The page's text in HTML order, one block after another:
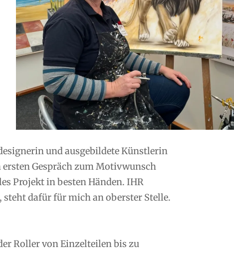
und ausgebildete Künstlerin
Gespräch zum Motivwunsch
Projekt in besten Händen. IHR
steht dafür für mich an oberster Stelle.
Roller von Einzelteilen bis zu